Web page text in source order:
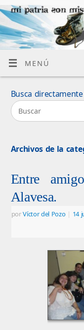
MENÚ
Busca
Archivos de la
Entre
Alavesa.
porVíctor del Pozo | 14